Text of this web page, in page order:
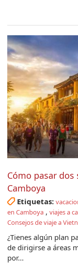
Cómo pasar
Camboya
Etiquetas:
en Camboya , viajes a
Consejos de viaje a
¿Tienes algún plan
de dirigirse a áreas
por...